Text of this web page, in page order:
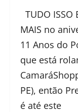
TUDO ISSO
MAIS no
11 Anos do
que está
PE), então
é até este